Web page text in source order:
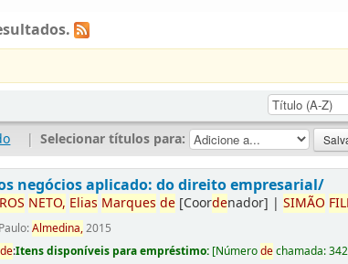
| Selecionar títulos para:
negócios aplicado: do direito empresarial/
NETO, Elias Marques de [Coordenador] |SIMÃO
Almedina,2015
de:Itens disponíveis para empréstimo: [Númerodechamada: